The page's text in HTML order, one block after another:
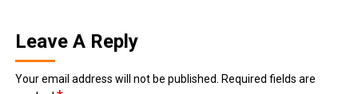
Leave A Reply
Your email address will not be published.
Required fields are